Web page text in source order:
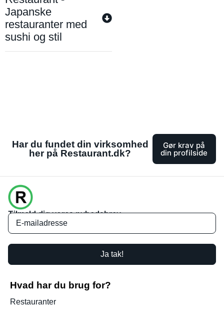
Japanske
restauranter med
sushi og stil
Har du fundet din virksomhed
her på Restaurant.dk?
Gør krav på
din profilside
Tilmeld dig vores nyhedsbrev
Ja tak!
Hvad har du brug for?
Restauranter